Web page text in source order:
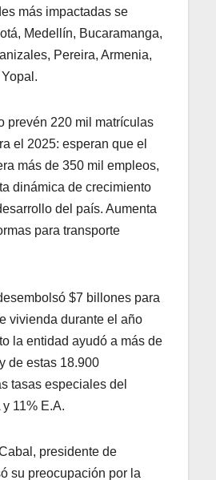
más impactadas se
Medellín, Bucaramanga,
Pereira, Armenia,
prevén 220 mil matrículas
el 2025: esperan que el
más de 350 mil empleos,
dinámica de crecimiento
del país. Aumenta
para transporte
$7 billones para
vivienda durante el año
la entidad ayudó a más de
de estas 18.900
tasas especiales del
11% E.A.
presidente de
su preocupación por la